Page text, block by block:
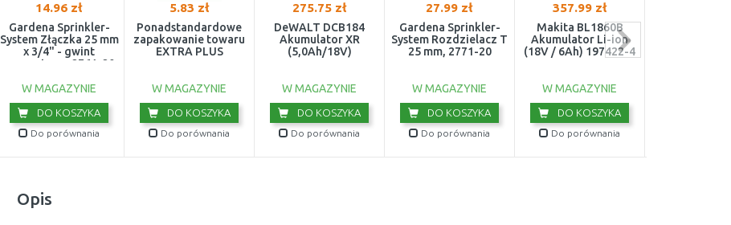
14.96 zł
Gardena Sprinkler-
System Złączka 25 mm
x 3/4" - gwint
wewnętrzny 2761-20
W MAGAZYNIE
DO KOSZYKA
Do porównania
5.83 zł
Ponadstandardowe
zapakowanie towaru
EXTRA PLUS
W MAGAZYNIE
DO KOSZYKA
Do porównania
275.75 zł
DeWALT DCB184
Akumulator XR
(5,0Ah/18V)
W MAGAZYNIE
DO KOSZYKA
Do porównania
27.99 zł
Gardena Sprinkler-
System Rozdzielacz T
25 mm, 2771-20
W MAGAZYNIE
DO KOSZYKA
Do porównania
357.99 zł
Makita BL1860B
Akumulator Li-ion
(18V / 6Ah) 197422-4
W MAGAZYNIE
DO KOSZYKA
Do porównania
Opis